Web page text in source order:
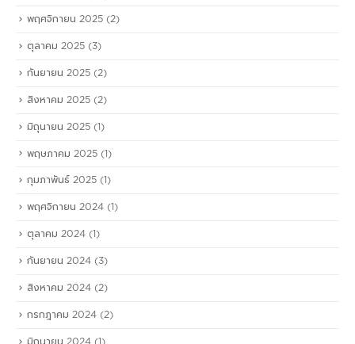
พฤศจิกายน 2025 (2)
ตุลาคม 2025 (3)
กันยายน 2025 (2)
สิงหาคม 2025 (2)
มิถุนายน 2025 (1)
พฤษภาคม 2025 (1)
กุมภาพันธ์ 2025 (1)
พฤศจิกายน 2024 (1)
ตุลาคม 2024 (1)
กันยายน 2024 (3)
สิงหาคม 2024 (2)
กรกฎาคม 2024 (2)
มิถุนายน 2024 (1)